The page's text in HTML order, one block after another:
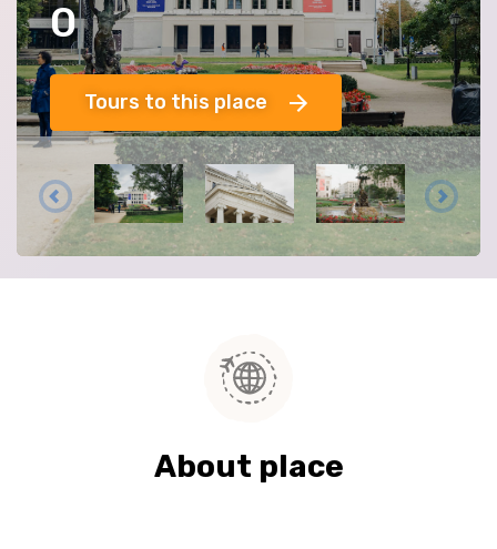
0
Tours to this place
About place